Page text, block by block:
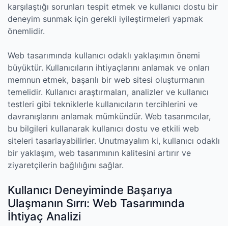
karşılaştığı sorunları tespit etmek ve kullanıcı dostu bir
deneyim sunmak için gerekli iyileştirmeleri yapmak
önemlidir.
Web tasarımında kullanıcı odaklı yaklaşımın önemi
büyüktür. Kullanıcıların ihtiyaçlarını anlamak ve onları
memnun etmek, başarılı bir web sitesi oluşturmanın
temelidir. Kullanıcı araştırmaları, analizler ve kullanıcı
testleri gibi tekniklerle kullanıcıların tercihlerini ve
davranışlarını anlamak mümkündür. Web tasarımcılar,
bu bilgileri kullanarak kullanıcı dostu ve etkili web
siteleri tasarlayabilirler. Unutmayalım ki, kullanıcı odaklı
bir yaklaşım, web tasarımının kalitesini artırır ve
ziyaretçilerin bağlılığını sağlar.
Kullanıcı Deneyiminde Başarıya
Ulaşmanın Sırrı: Web Tasarımında
İhtiyaç Analizi